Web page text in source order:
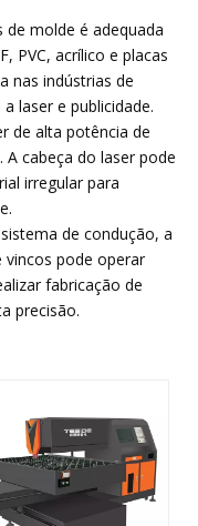
de molde é adequada
PVC, acrílico e placas
nas indústrias de
laser e publicidade.
de alta potência de
cabeça do laser pode
irregular para
de condução, a
vincos pode operar
fabricação de
precisão.